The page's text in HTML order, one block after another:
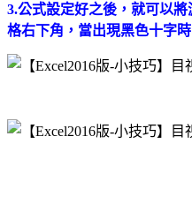
3.公式設定好之後，就可以
格右下角，當出現黑色十字